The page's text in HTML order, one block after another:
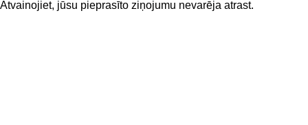
Atvainojiet, jūsu pieprasīto ziņojumu nevarēja atrast.